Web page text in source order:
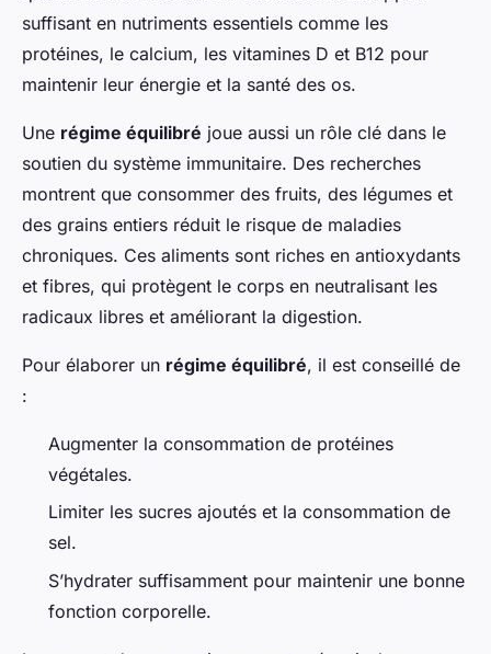
suffisant en nutriments essentiels comme les
protéines, le calcium, les vitamines D et B12 pour
maintenir leur énergie et la santé des os.
Une régime équilibré joue aussi un rôle clé dans le
soutien du système immunitaire. Des recherches
montrent que consommer des fruits, des légumes et
des grains entiers réduit le risque de maladies
chroniques. Ces aliments sont riches en antioxydants
et fibres, qui protègent le corps en neutralisant les
radicaux libres et améliorant la digestion.
Pour élaborer un régime équilibré, il est conseillé de
:
Augmenter la consommation de protéines
végétales.
Limiter les sucres ajoutés et la consommation de
sel.
S’hydrater suffisamment pour maintenir une bonne
fonction corporelle.